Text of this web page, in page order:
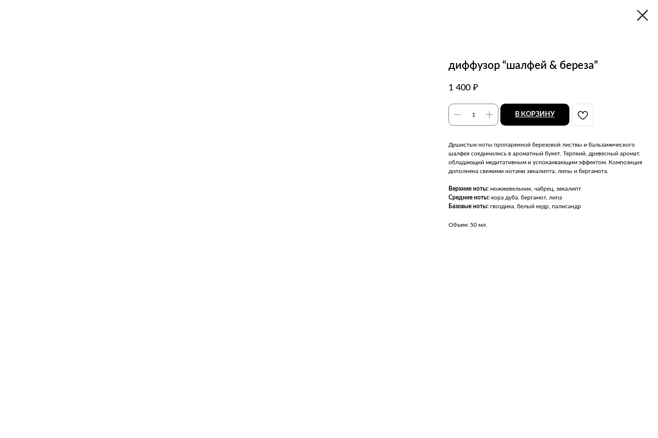
диффузор “шалфей & береза”
1 400 ₽
В КОРЗИНУ
Душистые ноты пропаренной березовой листвы и бальзамического
шалфея соединились в ароматный букет. Терпкий, древесный аромат,
обладающий медитативным и успокаивающим эффектом. Композиция
дополнена свежими нотами эвкалипта, липы и бергамота.
Верхние ноты: можжевельник, чабрец, эвкалипт
Средние ноты: кора дуба, бергамот, липа
Базовые ноты: гвоздика, белый кедр, палисандр
Объем: 50 мл.